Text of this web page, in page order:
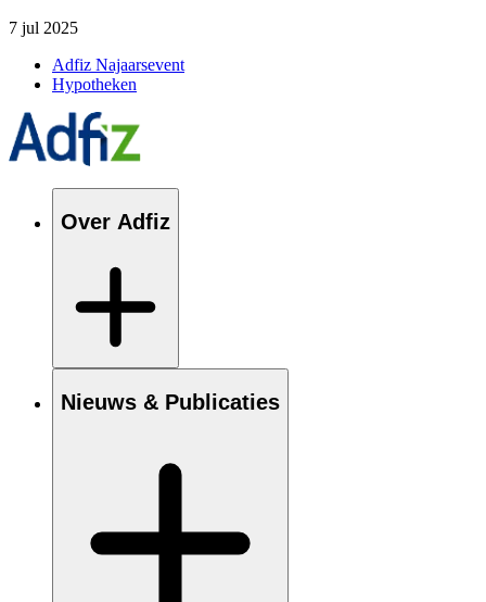
7 jul 2025
Adfiz Najaarsevent
Hypotheken
Over Adfiz
Nieuws & Publicaties